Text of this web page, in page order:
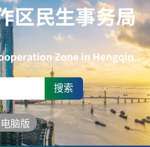
搜索
电脑版